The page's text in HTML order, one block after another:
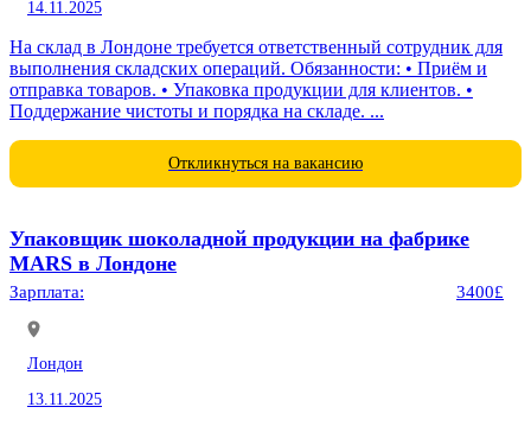
14.11.2025
На склад в Лондоне требуется ответственный сотрудник для
выполнения складских операций. Обязанности: • Приём и
отправка товаров. • Упаковка продукции для клиентов. •
Поддержание чистоты и порядка на складе. ...
Откликнуться на вакансию
Упаковщик шоколадной продукции на фабрике
MARS в Лондоне
Зарплата: 3400£
Лондон
13.11.2025